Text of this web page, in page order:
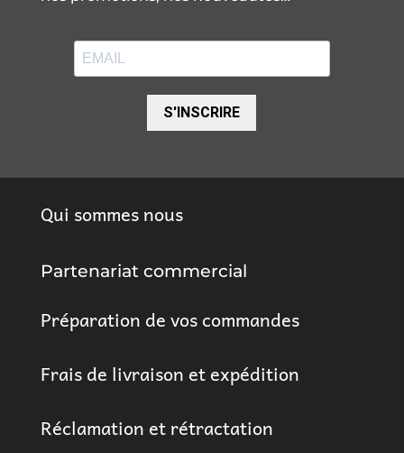
S'INSCRIRE
Qui sommes nous
Partenariat commercial
Préparation de vos commandes
Frais de livraison et expédition
Réclamation et rétractation